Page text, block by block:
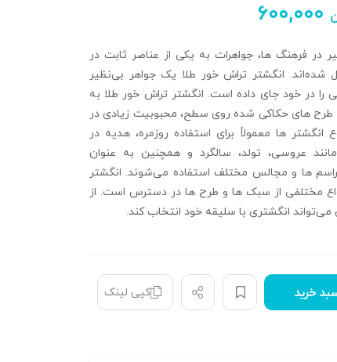
۶۰۰,۰۰۰
در فرهنگ‌ ها، جواهرات به یکی از عناصر ثابت در
شده‌اند. انگشتر تراش خور طلا یک جواهر بی‌نظیر
را در خود جای داده است. انگشتر تراش‌ خور طلا به
طرح‌ های حکاکی شده روی سطح، محبوبیت زیادی در
انگشتر ها معمولاً برای استفاده روزمره، هدیه‌ در
عروسی، تولد، سالگرد و همچنین به عنوان
ها و مجالس مختلف استفاده می‌شوند. انگشتر
مختلفی از سبک‌ ها و طرح‌ ها در دسترس است. از
انگشتری با سلیقه خود انتخاب کند.
خرید کپی لینک